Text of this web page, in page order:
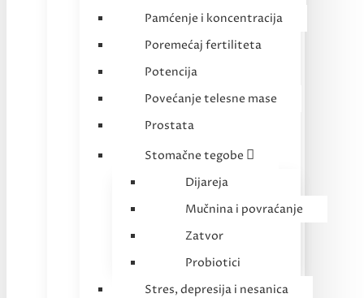
Pamćenje i koncentracija
Poremećaj fertiliteta
Potencija
Povećanje telesne mase
Prostata
Stomačne tegobe
Dijareja
Mučnina i povraćanje
Zatvor
Probiotici
Stres, depresija i nesanica